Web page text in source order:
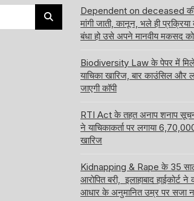
Dependent on deceased की
मांगी जाती, कानून, भले ही
बंधा हो उसे अपने मानवीय मकसद
Biodiversity Law के पेपर में
याचिका खारिज, बार काउंसिल और
जाएगी कॉपी
RTI Act के तहत अनाप शनाप
ने याचिकाकर्ता पर लगाया
खारिज
Kidnapping & Rape के 35
आरोपित बरी, इलाहाबाद हाईकोर्ट ने
आधार के अनुमानित उम्र पर सजा